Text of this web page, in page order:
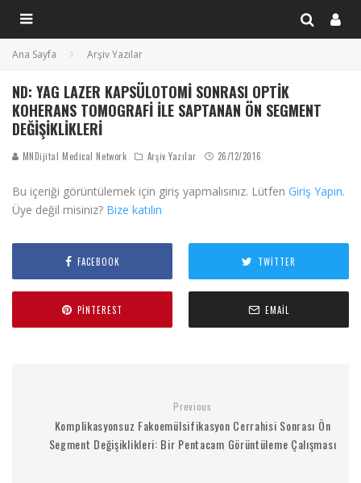
Ana Sayfa Arşiv Yazılar
ND: YAG LAZER KAPSÜLOTOMI SONRASI OPTIK
KOHERANS TOMOGRAFI ILE SAPTANAN ÖN SEGMENT
DEĞIŞIKLIKLERI
MNDijital Medical Network Arşiv Yazılar 26/12/2016
Bu içeriği görüntülemek için giriş yapmalısınız. Lütfen Giriş Yapın.
Üye değil misiniz? Bize katılın
FACEBOOK TWITTER
PINTEREST EMAIL
Previous
Komplikasyonsuz Fakoemülsifikasyon Cerrahisi Sonrası Ön
Segment Değişiklikleri: Bir Pentacam Görüntüleme Çalışması